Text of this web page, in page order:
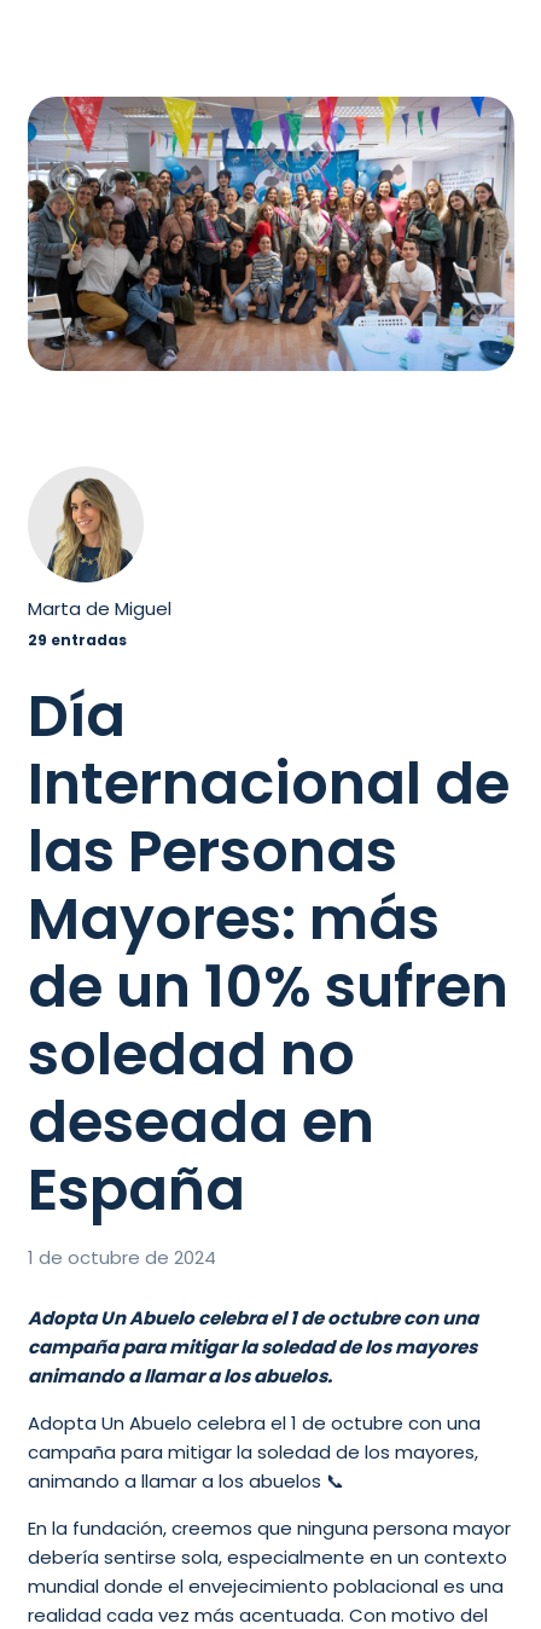
Marta de Miguel
29 entradas
Día
Internacional de
las Personas
Mayores: más
de un 10% sufren
soledad no
deseada en
España
1 de octubre de 2024
Adopta Un Abuelo celebra el 1 de octubre con una
campaña para mitigar la soledad de los mayores
animando a llamar a los abuelos.
Adopta Un Abuelo celebra el 1 de octubre con una
campaña para mitigar la soledad de los mayores,
animando a llamar a los abuelos 📞
En la fundación, creemos que ninguna persona mayor
debería sentirse sola, especialmente en un contexto
mundial donde el envejecimiento poblacional es una
realidad cada vez más acentuada. Con motivo del